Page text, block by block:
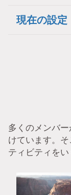
現在の設定
多くのメンバ
けています。
ティビティをい